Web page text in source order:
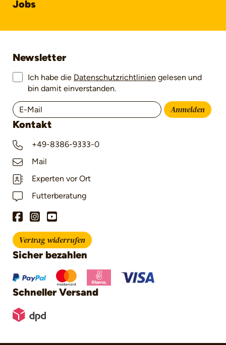
Jobs
Newsletter
Ich habe die Datenschutzrichtlinien gelesen und
bin damit einverstanden.
Anmelden
Kontakt
+49-8386-9333-0
Mail
Experten vor Ort
Futterberatung
Vertrag widerrufen
Sicher bezahlen
Schneller Versand